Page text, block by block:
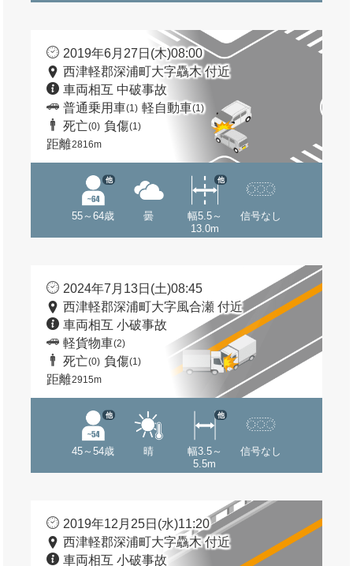
2019年6月27日(木)08:00
西津軽郡深浦町大字驫木 付近
車両相互 中破事故
普通乗用車(1) 軽自動車(1)
死亡(0) 負傷(1)
距離2816m
55～64歳
他
曇
幅5.5～
13.0m
他
信号なし
2024年7月13日(土)08:45
西津軽郡深浦町大字風合瀬 付近
車両相互 小破事故
軽貨物車(2)
死亡(0) 負傷(1)
距離2915m
45～54歳
他
晴
幅3.5～
5.5m
他
信号なし
2019年12月25日(水)11:20
西津軽郡深浦町大字驫木 付近
車両相互 小破事故